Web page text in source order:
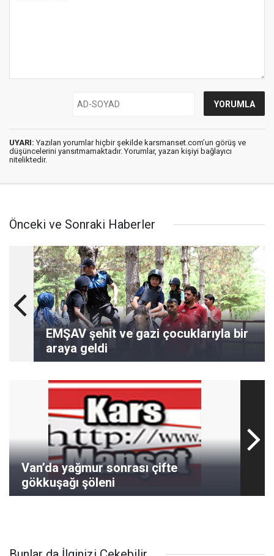
UYARI: Yazılan yorumlar hiçbir şekilde karsmanset.com’un görüş ve
düşüncelerini yansıtmamaktadır. Yorumlar, yazan kişiyi bağlayıcı
niteliktedir.
Önceki ve Sonraki Haberler
EMŞAV şehit ve gazi çocuklarıyla bir
araya geldi
Van’da yağmur sonrası çifte
gökkuşağı şöleni